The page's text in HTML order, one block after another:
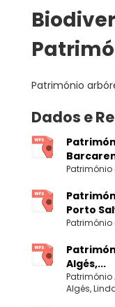
Património
Dados e
Porto
Património
Algés,...
Património
Algés,